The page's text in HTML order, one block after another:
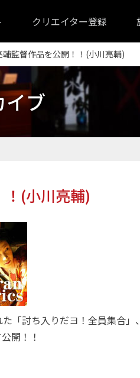
クリエイター登録
監督作品を公開！！(小川亮輔)
イブ
(小川亮輔)
「討ち入りだヨ！全員集合」
開！！